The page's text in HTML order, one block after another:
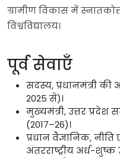
ग्रामीण विकास में
विश्वविद्यालय।
पूर्व सेवाएँ
सदस्य, प्रधानमंत्री की
2025 से)।
मुख्यमंत्री, उत्तर
(2017–26)।
प्रधान वैज्ञानिक, नीति
अंतरराष्ट्रीय अर्ध-